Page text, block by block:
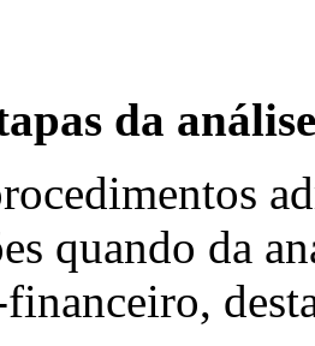
da análise
quando da